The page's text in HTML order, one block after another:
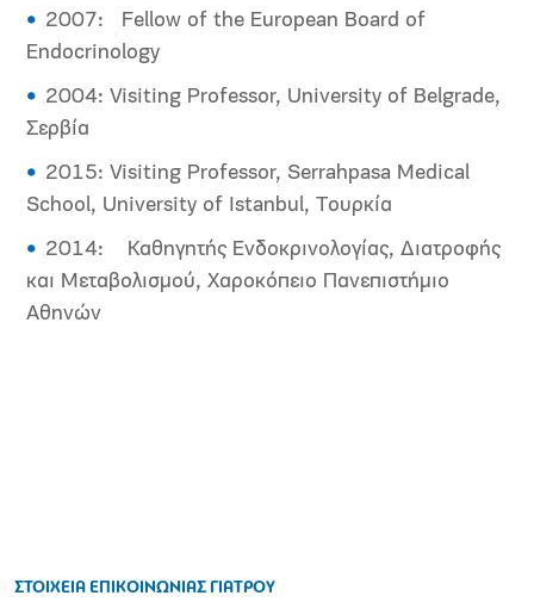
2007:
Fellow of the European Board of
Endocrinology
2004: Visiting Professor, University of Belgrade,
Σερβία
2015: Visiting Professor, Serrahpasa Medical
School, University of Istanbul, Tουρκία
2014:
Καθηγητής Ενδοκρινολογίας, Διατροφής
και Μεταβολισμού, Χαροκόπειο Πανεπιστήμιο
Αθηνών
ΣΤΟΙΧΕΙΑ ΕΠΙΚΟΙΝΩΝΙΑΣ ΓΙΑΤΡΟΥ